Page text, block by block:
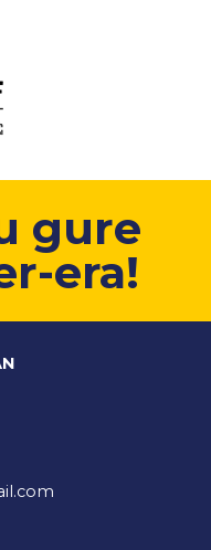
gure
era!